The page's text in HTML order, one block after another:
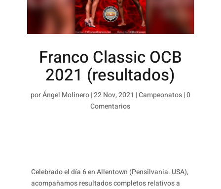
Franco Classic OCB
2021 (resultados)
porÁngel Molinero|22 Nov, 2021 |Campeonatos|0
Comentarios
Celebrado el día 6 en Allentown (Pensilvania. USA),
acompañamos resultados completos relativos a